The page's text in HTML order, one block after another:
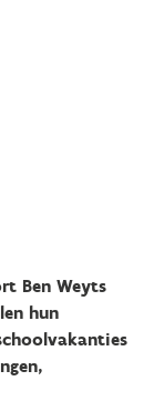
Ben Weyts
hun